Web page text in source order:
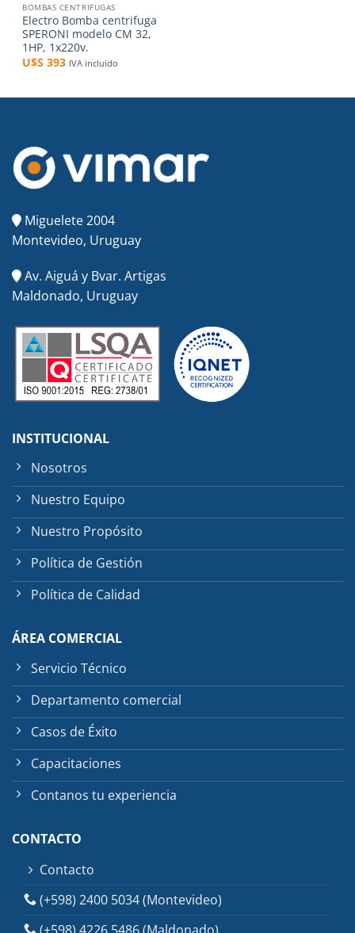
BOMBAS CENTRIFUGAS
Electro Bomba centrifuga
SPERONI modelo CM 32,
1HP, 1x220v.
U$S393 IVA incluido
Miguelete 2004
Montevideo, Uruguay
Av. Aiguá y Bvar. Artigas
Maldonado, Uruguay
INSTITUCIONAL
Nosotros
Nuestro Equipo
Nuestro Propósito
Política de Gestión
Política de Calidad
ÁREA COMERCIAL
Servicio Técnico
Departamento comercial
Casos de Éxito
Capacitaciones
Contanos tu experiencia
CONTACTO
Contacto
(+598) 2400 5034 (Montevideo)